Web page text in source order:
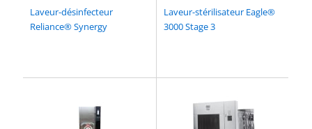
Laveur-désinfecteur
Reliance® Synergy
Laveur-stérilisateur Eagle®
3000 Stage 3